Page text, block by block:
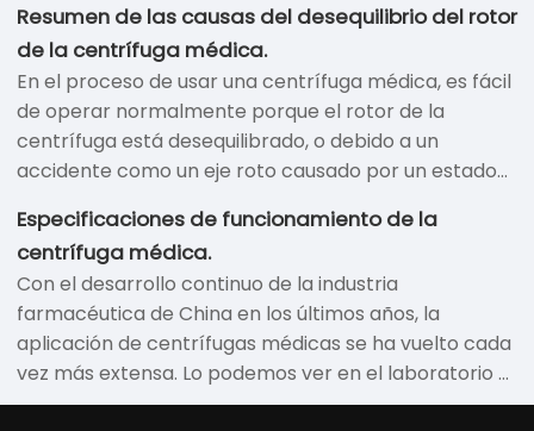
Resumen de las causas del desequilibrio del rotor
de la centrífuga médica.
En el proceso de usar una centrífuga médica, es fácil
de operar normalmente porque el rotor de la
centrífuga está desequilibrado, o debido a un
accidente como un eje roto causado por un estado
del rotor del Se analiza la centrífuga médica.
Especificaciones de funcionamiento de la
centrífuga médica.
Con el desarrollo continuo de la industria
farmacéutica de China en los últimos años, la
aplicación de centrífugas médicas se ha vuelto cada
vez más extensa. Lo podemos ver en el laboratorio y
en el laboratorio del hospital. La función principal es